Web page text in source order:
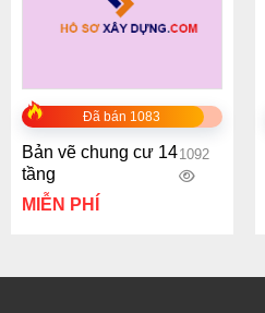
Đã bán 1083
Bản vẽ chung cư 14
tầng
1092
MIỄN PHÍ